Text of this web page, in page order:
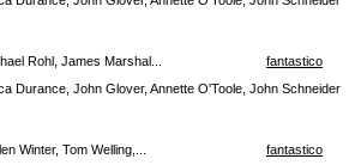
Rohl, James Marshal... fantastico
Durance, John Glover, Annette O'Toole, John Schneider
Winter, Tom Welling,... fantastico